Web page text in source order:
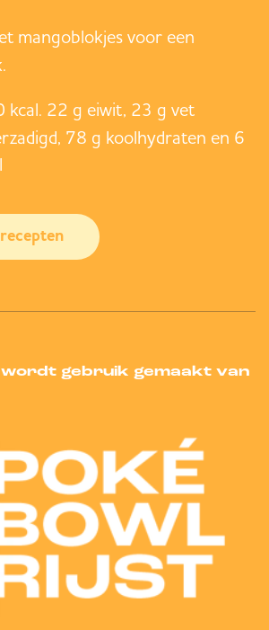
mangoblokjes voor een
kcal. 22 g eiwit, 23 g vet
78 g koolhydraten en 6
gebruik gemaakt van